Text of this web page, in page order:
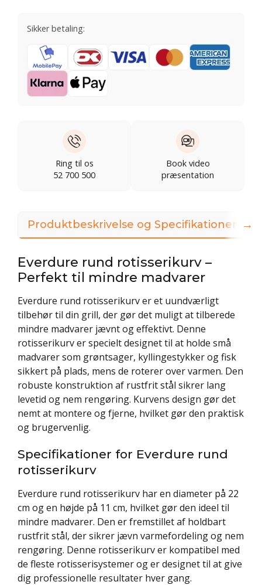
Sikker betaling:
Ring til os
52 700 500
Book video
præsentation
Produktbeskrivelse og Specifikationer
Everdure rund rotisserikurv –
Perfekt til mindre madvarer
Everdure rund rotisserikurv er et uundværligt
tilbehør til din grill, der gør det muligt at tilberede
mindre madvarer jævnt og effektivt. Denne
rotisserikurv er specielt designet til at holde små
madvarer som grøntsager, kyllingestykker og fisk
sikkert på plads, mens de roterer over varmen. Den
robuste konstruktion af rustfrit stål sikrer lang
levetid og nem rengøring. Kurvens design gør det
nemt at montere og fjerne, hvilket gør den praktisk
og brugervenlig.
Specifikationer for Everdure rund
rotisserikurv
Everdure rund rotisserikurv har en diameter på 22
cm og en højde på 11 cm, hvilket gør den ideel til
mindre madvarer. Den er fremstillet af holdbart
rustfrit stål, der sikrer jævn varmefordeling og nem
rengøring. Denne rotisserikurv er kompatibel med
de fleste rotisserisystemer og er designet til at give
dig professionelle resultater hver gang.
→